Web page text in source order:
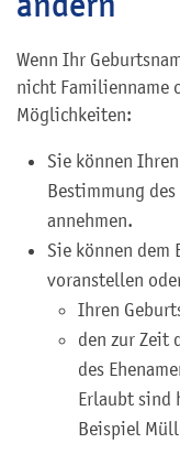
Wenn Ihr
nicht Familienname
Möglichkeiten:
Sie können
Bestimmung
annehmen.
Sie können dem
voranstellen
Ihren
den zur Zeit
des
Erlaubt sind
Beispiel